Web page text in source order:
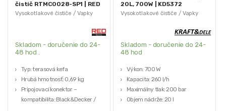
Vysokotlakové čističe / Vapky
čistič RTMC0028-SP1 | RED
TECHNIC
Skladom - doručenie do 24-
48 hod .
Typ: terasová kefa
Hrubá hmotnosť: 0,69 kg
Pripojovací konektor –
kompatibilita: Black&Decker /
Vysokotlakové čističe / Vapky
20L, 700W | KD5372
Skladom - doručenie do 24-
48 hod
Výkon: 700 W
Kapacita: 260 l/h
Maximálny tlak: 200 bar
Objem nádrže: 20 l